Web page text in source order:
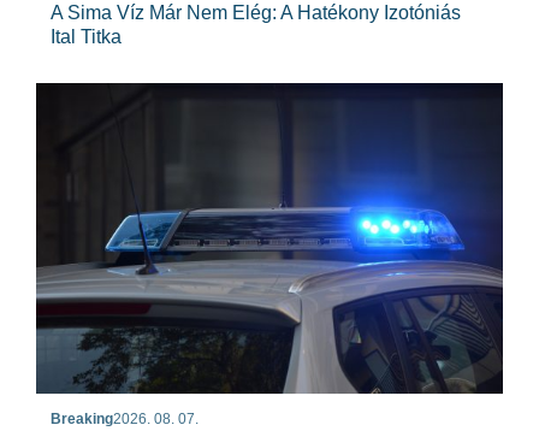
A Sima Víz Már Nem Elég: A Hatékony Izotóniás
Ital Titka
Breaking2026. 08. 07.